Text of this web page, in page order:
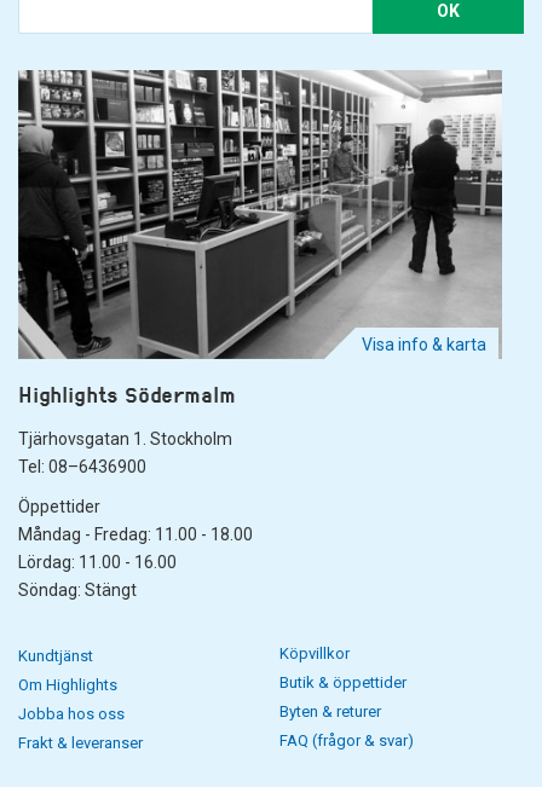
OK
Visa info & karta
Highlights Södermalm
Tjärhovsgatan 1. Stockholm
Tel: 08–6436900
Öppettider
Måndag - Fredag: 11.00 - 18.00
Lördag: 11.00 - 16.00
Söndag: Stängt
Kundtjänst
Om Highlights
Jobba hos oss
Frakt & leveranser
Köpvillkor
Butik & öppettider
Byten & returer
FAQ (frågor & svar)